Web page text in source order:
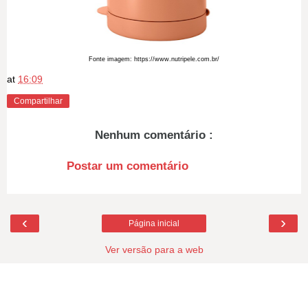
Fonte imagem: https://www.nutripele.com.br/
at 16:09
Compartilhar
Nenhum comentário :
Postar um comentário
‹ ›
Página inicial
Ver versão para a web